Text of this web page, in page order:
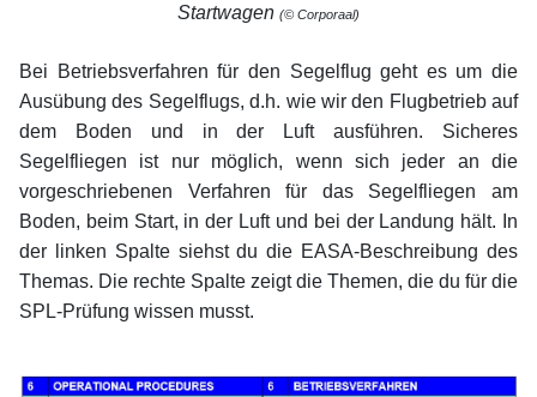
Startwagen (© Corporaal)
Bei Betriebsverfahren für den Segelflug geht es um die
Ausübung des Segelflugs, d.h. wie wir den Flugbetrieb auf
dem Boden und in der Luft ausführen. Sicheres
Segelfliegen ist nur möglich, wenn sich jeder an die
vorgeschriebenen Verfahren für das Segelfliegen am
Boden, beim Start, in der Luft und bei der Landung hält. In
der linken Spalte siehst du die EASA-Beschreibung des
Themas. Die rechte Spalte zeigt die Themen, die du für die
SPL-Prüfung wissen musst.